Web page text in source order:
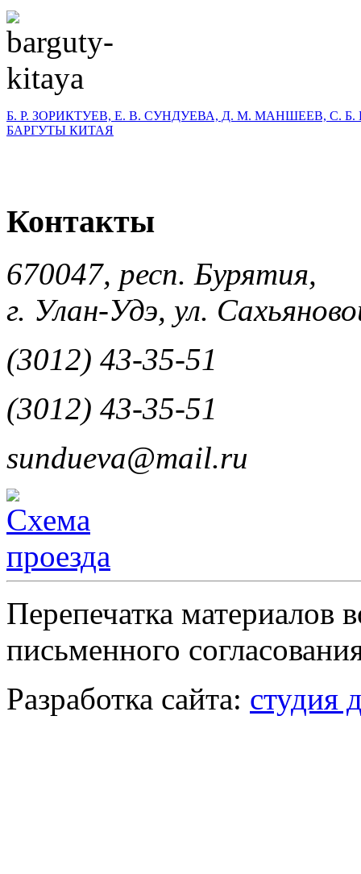
Б. Р. ЗОРИКТУЕВ, Е. В. СУНДУЕВА, Д. М. МАНШЕЕВ, С.
БАРГУТЫ КИТАЯ
Контакты
670047, респ. Бурятия,
г. Улан-Удэ, ул.
(3012) 43-35-51
(3012) 43-35-51
sundueva@mail.ru
Перепечатка материалов
письменного
Разработка сайта: студия